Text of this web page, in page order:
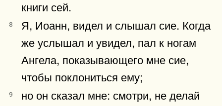
книги сей.
8
Я, Иоанн, видел и слышал сие. Когда
же услышал и увидел, пал к ногам
Ангела, показывающего мне сие,
чтобы поклониться ему;
9
но он сказал мне: смотри, не делай